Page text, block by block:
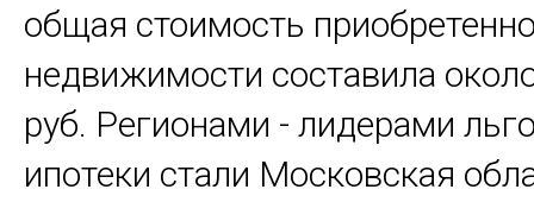
общая стоимость
недвижимости составила
руб. Регионами - лидерами
ипотеки стали Московская